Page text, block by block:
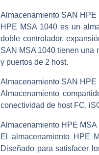
Almacenamiento SAN HPE
HPE MSA 1040 es un
doble controlador,
SAN MSA 1040 tienen una
y puertos de 2 host.
Almacenamiento SAN HPE
Almacenamiento
conectividad de host FC,
Almacenamiento HPE MSA
El almacenamiento HPE
Diseñado para satisfacer